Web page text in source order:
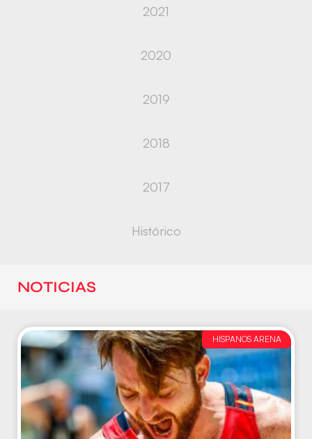
2021
2020
2019
2018
2017
Histórico
NOTICIAS
HISPANOS ARENA